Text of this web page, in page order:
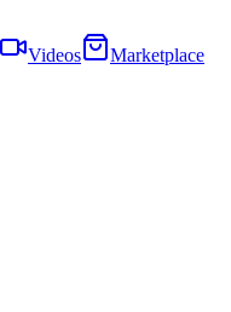
Videos
Marketplace